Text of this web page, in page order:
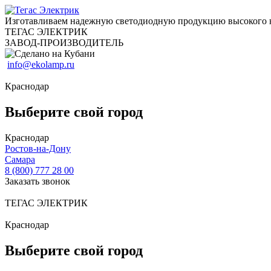
Изготавливаем надежную светодиодную продукцию высокого
ТЕГАС ЭЛЕКТРИК
ЗАВОД-ПРОИЗВОДИТЕЛЬ
info@ekolamp.ru
Краснодар
Выберите свой город
Краснодар
Ростов-на-Дону
Самара
8 (800) 777 28 00
Заказать звонок
ТЕГАС ЭЛЕКТРИК
Краснодар
Выберите свой город